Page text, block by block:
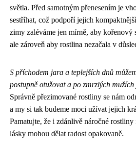
světla. Před samotným přenesením je
sestříhat, což podpoří jejich
zimy zaléváme jen mírně, aby kořenový
ale zároveň aby rostlina nezačala v
S příchodem jara a teplejších dnů
postupně otužovat a po zmrzlých
Správně přezimované rostliny se nám
a my si tak budeme moci užívat jejich
Pamatujte, že i zdánlivě náročné rostliny
lásky mohou dělat radost opakovaně.